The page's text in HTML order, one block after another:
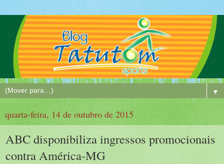
▼
quarta-feira, 14 de outubro de 2015
ABC disponibiliza ingressos promocionais
contra América-MG